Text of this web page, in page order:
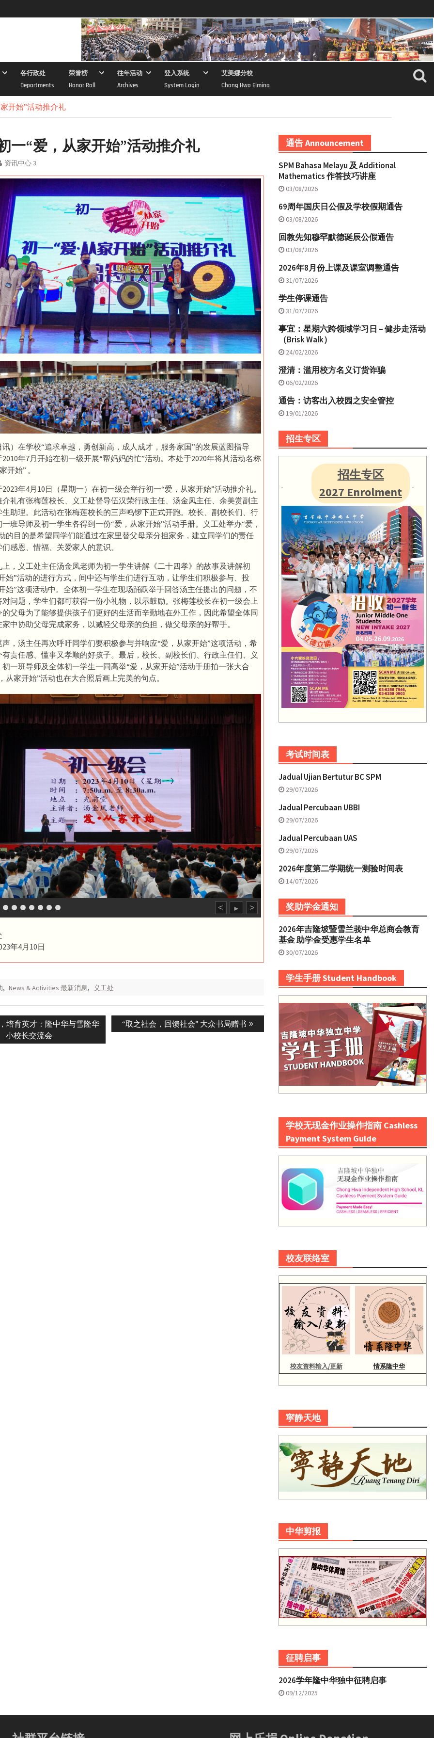
各行政处
Departments
荣誉榜
Honor Roll
往年活动
Archives
登入系统
System Login
艾美娜分校
Chong Hwa Elmina
开始”活动推介礼
一“爱，从家开始”活动推介礼
资讯中心 3
讯）在学校“追求卓越，勇创新高，成人成才，服务家国”的发展蓝图指导
年7月开始在初一级开展“帮妈妈的忙”活动。本处于2020年将其活动名称
开始” 。
年4月10日（星期一）在初一级会举行初一“爱，从家开始”活动推介礼。
礼有张梅莲校长、义工处督导伍汉荣行政主任、汤金凤主任、余美赏副主
助理。此活动在张梅莲校长的三声鸣锣下正式开跑。校长、副校长们、行
班导师及初一学生各得到一份“爱，从家开始”活动手册。义工处举办“爱，
的目的是希望同学们能通过在家里替父母亲分担家务，建立同学们的责任
感恩、惜福、关爱家人的意识。
，义工处主任汤金凤老师为初一学生讲解《二十四孝》的故事及讲解初
始”活动的进行方式，间中还与学生们进行互动，让学生们积极参与、投
始”这项活动中。全体初一学生在现场踊跃举手回答汤主任提出的问题，不
问题，学生们都可获得一份小礼物，以示鼓励。张梅莲校长在初一级会上
父母为了能够提供孩子们更好的生活而辛勤地在外工作，因此希望全体同
中协助父母完成家务，以减轻父母亲的负担，做父母亲的好帮手。
，汤主任再次呼吁同学们要积极参与并响应“爱，从家开始”这项活动，希
责任感、懂事又孝顺的好孩子。最后，校长、副校长们、行政主任们、义
一班导师及全体初一学生一同高举“爱，从家开始”活动手册拍一张大合
从家开始”活动也在大合照后画上完美的句点。
< ► >
年4月10日
, News & Activities 最新消息, 义工处
培育英才：隆中华与雪隆华
小校长交流会
Next
post:
“取之社会，回馈社会” 大众书局赠书
通告 Announcement
SPM Bahasa Melayu 及 Additional
Mathematics 作答技巧讲座
03/08/2026
69周年国庆日公假及学校假期通告
03/08/2026
回教先知穆罕默德诞辰公假通告
03/08/2026
2026年8月份上课及课室调整通告
31/07/2026
学生停课通告
31/07/2026
事宜：星期六跨领域学习日 – 健步走活动
（Brisk Walk）
24/02/2026
澄清：滥用校方名义订货诈骗
06/02/2026
通告：访客出入校园之安全管控
19/01/2026
招生专区
招生专区
2027 Enrolment
考试时间表
Jadual Ujian Bertutur BC SPM
29/07/2026
Jadual Percubaan UBBI
29/07/2026
Jadual Percubaan UAS
29/07/2026
2026年度第二学期统一测验时间表
14/07/2026
奖助学金通知
2026年吉隆坡暨雪兰莪中华总商会教育
基金 助学金受惠学生名单
30/07/2026
学生手册 Student Handbook
学校无现金作业操作指南 Cashless
Payment System Guide
校友联络室
校友资料输入/更新 情系隆中华
寜静天地
中华剪报
征聘启事
2026学年隆中华独中征聘启事
09/12/2025